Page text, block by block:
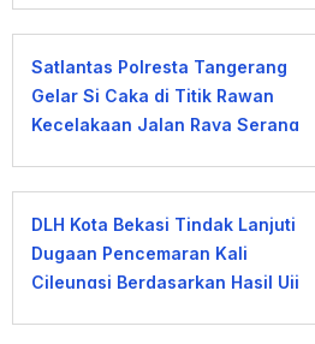
Satlantas Polresta Tangerang
Gelar Si Caka di Titik Rawan
Kecelakaan Jalan Raya Serang
DLH Kota Bekasi Tindak Lanjuti
Dugaan Pencemaran Kali
Cileungsi Berdasarkan Hasil Uji